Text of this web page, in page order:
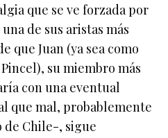
que se ve forzada por
de sus aristas más
que Juan (ya sea como
su miembro más
con una eventual
que mal, probablemente
de Chile-, sigue